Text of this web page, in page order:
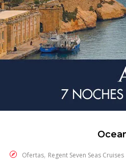
Ofertas, Regent Seven Seas Cruises